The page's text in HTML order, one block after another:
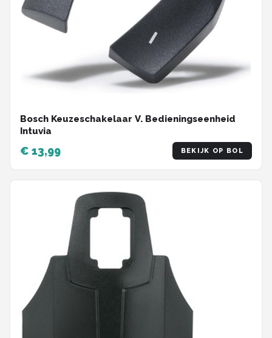
Bosch Keuzeschakelaar V. Bedieningseenheid
Intuvia
€ 13,99 BEKIJK OP BOL